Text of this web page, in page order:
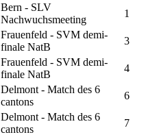
Bern - SLV
Nachwuchsmeeting
1
Frauenfeld - SVM demi-
finale NatB
3
Frauenfeld - SVM demi-
finale NatB
4
Delmont - Match des 6
cantons
6
Delmont - Match des 6
cantons
7